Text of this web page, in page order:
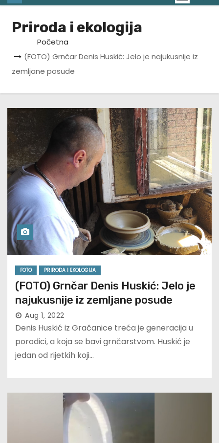
Priroda i ekologija
Početna
(FOTO) Grnčar Denis Huskić: Jelo je najukusnije iz
zemljane posude
FOTO PRIRODA I EKOLOGIJA
(FOTO) Grnčar Denis Huskić: Jelo je
najukusnije iz zemljane posude
Aug 1, 2022
Denis Huskić iz Gračanice treća je generacija u
porodici, a koja se bavi grnčarstvom. Huskić je
jedan od rijetkih koji…